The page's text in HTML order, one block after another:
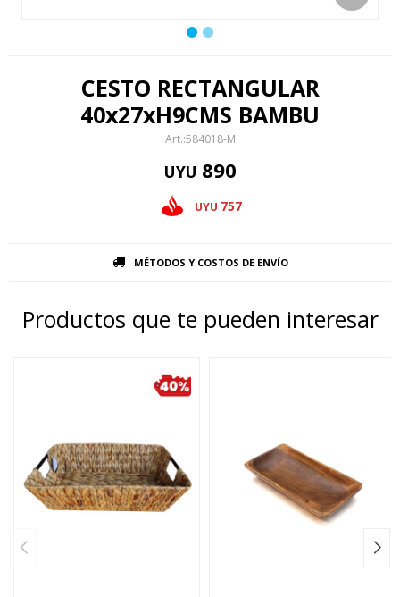
CESTO RECTANGULAR
40x27xH9CMS BAMBU
584018-M
UYU 890
UYU 757
MÉTODOS Y COSTOS DE ENVÍO
Productos que te pueden interesar